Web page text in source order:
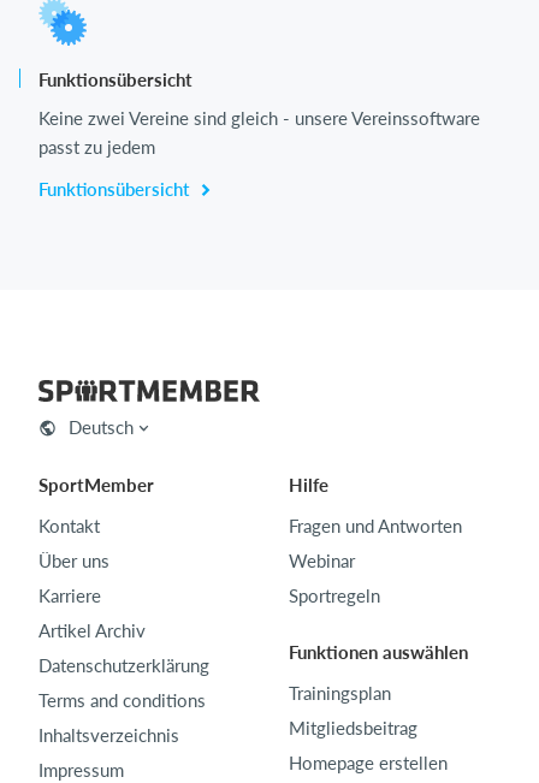
Funktionsübersicht
Keine zwei Vereine sind gleich - unsere Vereinssoftware
passt zu jedem
Funktionsübersicht
Deutsch
SportMember
Kontakt
Über uns
Karriere
Artikel Archiv
Datenschutzerklärung
Terms and conditions
Inhaltsverzeichnis
Impressum
Hilfe
Fragen und Antworten
Webinar
Sportregeln
Funktionen auswählen
Trainingsplan
Mitgliedsbeitrag
Homepage erstellen